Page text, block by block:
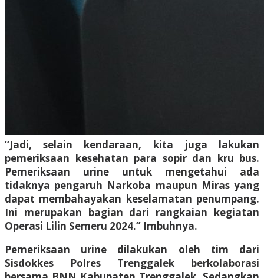
“Jadi, selain kendaraan, kita juga lakukan
pemeriksaan kesehatan para sopir dan kru bus.
Pemeriksaan urine untuk mengetahui ada
tidaknya pengaruh Narkoba maupun Miras yang
dapat membahayakan keselamatan penumpang.
Ini merupakan bagian dari rangkaian kegiatan
Operasi Lilin Semeru 2024.” Imbuhnya.
Pemeriksaan urine dilakukan oleh tim dari
Sisdokkes Polres Trenggalek berkolaborasi